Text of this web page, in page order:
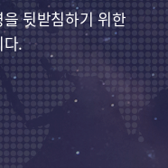
뒷받침하기 위한
.